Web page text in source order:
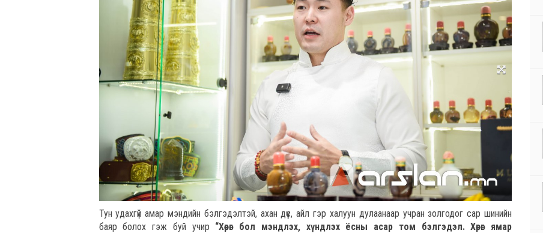
Тун удахгүй амар мэндийн бэлгэдэлтэй, ахан дүүс, айл гэр халуун дулаанаар учран золгодог сар шинийн
баяр болох гэж буй учир “Хөөрөг бол мэндлэх, хүндлэх ёсны асар том бэлгэдэл. Хөөрөг ямар